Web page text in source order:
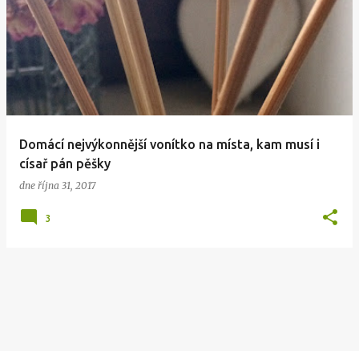
Domácí nejvýkonnější vonítko na místa, kam musí i
císař pán pěšky
dne října 31, 2017
3